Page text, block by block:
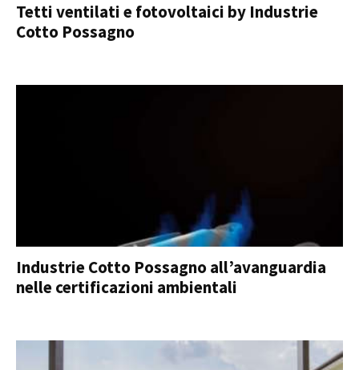
Tetti ventilati e fotovoltaici by Industrie
Cotto Possagno
Industrie Cotto Possagno all’avanguardia
nelle certificazioni ambientali